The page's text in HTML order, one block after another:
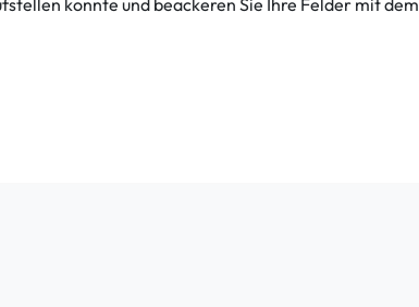
konnte und beackeren Sie Ihre Felder mit dem